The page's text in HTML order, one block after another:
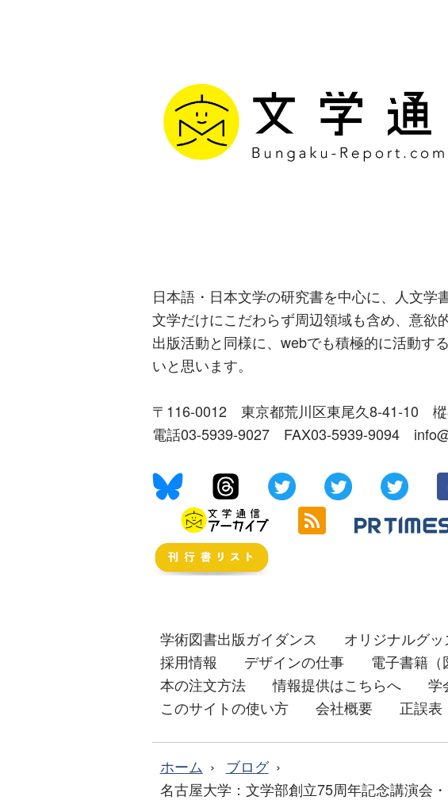
日本語・日本文学の研究書を中心に、人文学
文学だけにこだわらず周辺領域も含め、意欲
出版活動と同様に、webでも積極的に活動す
いと思います。
〒116-0012 東京都荒川区東尾久8-41-10
電話03-5939-9027 FAX03-5939-9094
学術図書出版ガイダンス オリジナルグ
採用情報
デザインの仕事 電子書籍（
本の注文方法
情報提供はこちらへ 学
このサイトの使い方
会社概要 正誤表
ホーム
ブログ
名古屋大学：文学部創立75周年記念講演会